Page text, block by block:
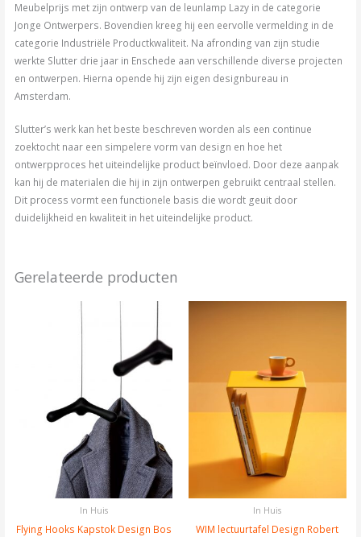
Meubelprijs met zijn ontwerp van de leunlamp Lazy in de categorie
Jonge Ontwerpers. Bovendien kreeg hij een eervolle vermelding in de
categorie Industriële Productkwaliteit. Na afronding van zijn studie
werkte Slutter drie jaar in Enschede aan verschillende diverse projecten
en ontwerpen. Hierna opende hij zijn eigen designbureau in
Amsterdam.
Slutter’s werk kan het beste beschreven worden als een continue
zoektocht naar een simpelere vorm van design en hoe het
ontwerpproces het uiteindelijke product beïnvloed. Door deze aanpak
kan hij de materialen die hij in zijn ontwerpen gebruikt centraal stellen.
Dit process vormt een functionele basis die wordt geuit door
duidelijkheid en kwaliteit in het uiteindelijke product.
Gerelateerde producten
In Huis
Flying Hooks Kapstok Design Bos
Prijsklasse:
€199.00
product
heeft
meerdere
kan
gekozen
worden
op
In Huis
WIM lectuurtafel Design Robert
optie